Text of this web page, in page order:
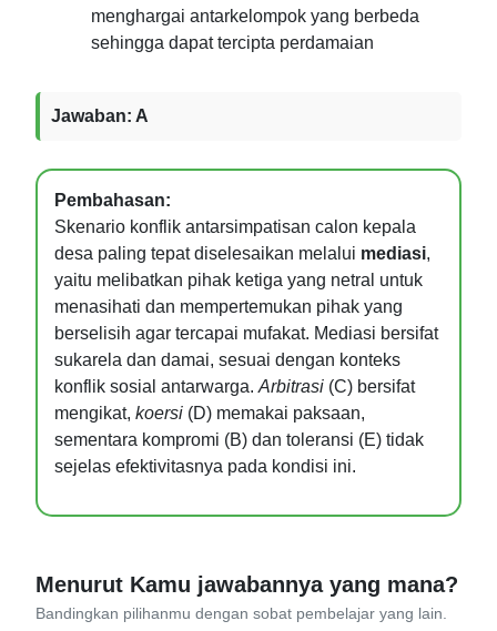
menghargai antarkelompok yang berbeda
sehingga dapat tercipta perdamaian
Jawaban: A
Pembahasan:
Skenario konflik antarsimpatisan calon kepala
desa paling tepat diselesaikan melalui mediasi,
yaitu melibatkan pihak ketiga yang netral untuk
menasihati dan mempertemukan pihak yang
berselisih agar tercapai mufakat. Mediasi bersifat
sukarela dan damai, sesuai dengan konteks
konflik sosial antarwarga. Arbitrasi (C) bersifat
mengikat, koersi (D) memakai paksaan,
sementara kompromi (B) dan toleransi (E) tidak
sejelas efektivitasnya pada kondisi ini.
Menurut Kamu jawabannya yang mana?
Bandingkan pilihanmu dengan sobat pembelajar yang lain.